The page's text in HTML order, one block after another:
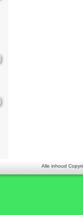
Alle inhoud